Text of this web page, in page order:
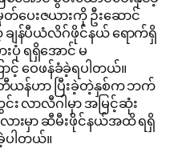
ပေးဇယားကို ဦးဆောင်
ချန်ပီယံလိဂ်ဖိုင်နယ် ရောက်ရှိ
ပုံ ရရှိအောင် မ
င့် ဝေဖန်ခံခဲ့ရပါတယ်။
န်ဟာ ပြီးခဲ့တဲ့နှစ်က ဘက်
လာလီဂါမှာ အမြင့်ဆုံး
ားမှာ ဆီမီးဖိုင်နယ်အထိ ရရှိ
ပါတယ်။